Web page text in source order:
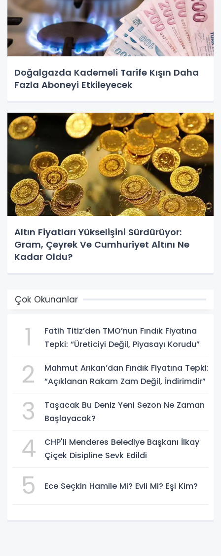
Doğalgazda Kademeli Tarife Kışın Daha
Fazla Aboneyi Etkileyecek
Altın Fiyatları Yükselişini Sürdürüyor:
Gram, Çeyrek Ve Cumhuriyet Altını Ne
Kadar Oldu?
Çok Okunanlar
1
Fatih Titiz’den TMO’nun Fındık Fiyatına
Tepki: “Üreticiyi Değil, Piyasayı Korudu”
2
Mahmut Arıkan’dan Fındık Fiyatına Tepki:
“Açıklanan Rakam Zam Değil, İndirimdir”
3
Taşacak Bu Deniz Yeni Sezon Ne Zaman
Başlayacak?
4
CHP'li Menderes Belediye Başkanı İlkay
Çiçek Disipline Sevk Edildi
5 Ece Seçkin Hamile Mi? Evli Mi? Eşi Kim?